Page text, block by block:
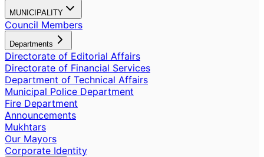
MUNICIPALITY
Council Members
Departments
Directorate of Editorial Affairs
Directorate of Financial Services
Department of Technical Affairs
Municipal Police Department
Fire Department
Announcements
Mukhtars
Our Mayors
Corporate Identity